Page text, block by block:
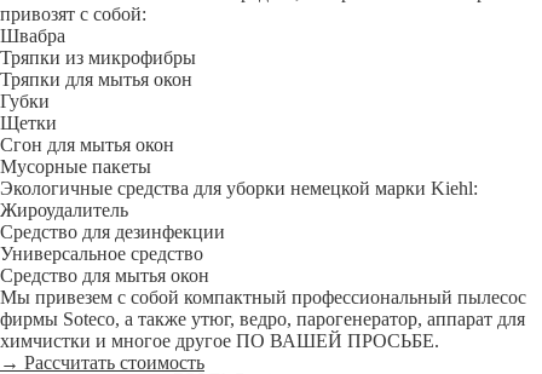
привозят с собой:
Швабра
Тряпки из микрофибры
Тряпки для мытья окон
Губки
Щетки
Сгон для мытья окон
Мусорные пакеты
Экологичные средства для уборки немецкой марки Kiehl:
Жироудалитель
Средство для дезинфекции
Универсальное средство
Средство для мытья окон
Мы привезем с собой компактный профессиональный пылесос
фирмы Soteco, а также утюг, ведро, парогенератор, аппарат для
химчистки и многое другое ПО ВАШЕЙ ПРОСЬБЕ.
→ Рассчитать стоимость